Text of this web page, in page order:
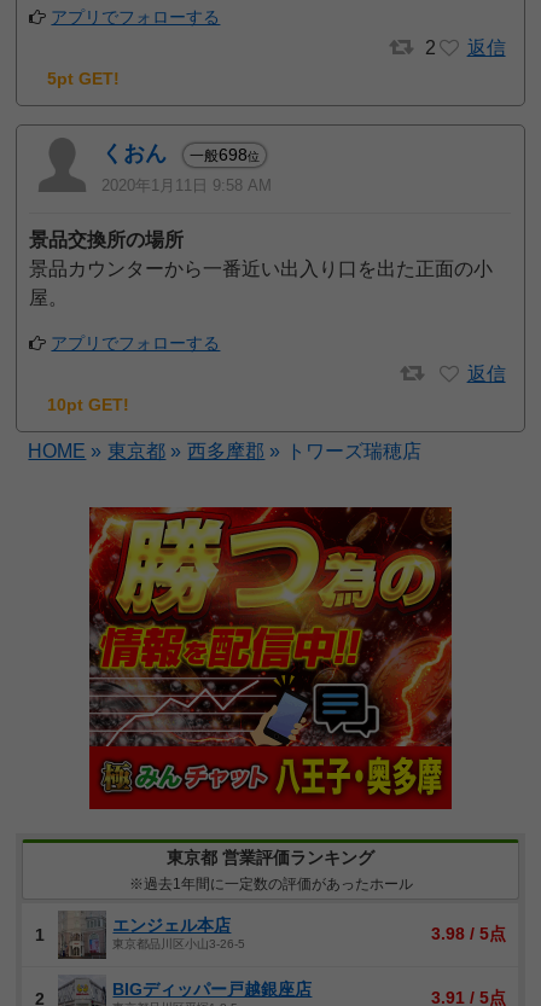
アプリでフォローする
2 返信
5pt GET!
くおん 一般698位
2020年1月11日 9:58 AM
景品交換所の場所
景品カウンターから一番近い出入り口を出た正面の小
屋。
アプリでフォローする
返信
10pt GET!
HOME » 東京都 » 西多摩郡 » トワーズ瑞穂店
東京都 営業評価ランキング
※過去1年間に一定数の評価があったホール
1 エンジェル本店
東京都品川区小山3-26-5
3.98 / 5点
2 BIGディッパー戸越銀座店 3.91 / 5点